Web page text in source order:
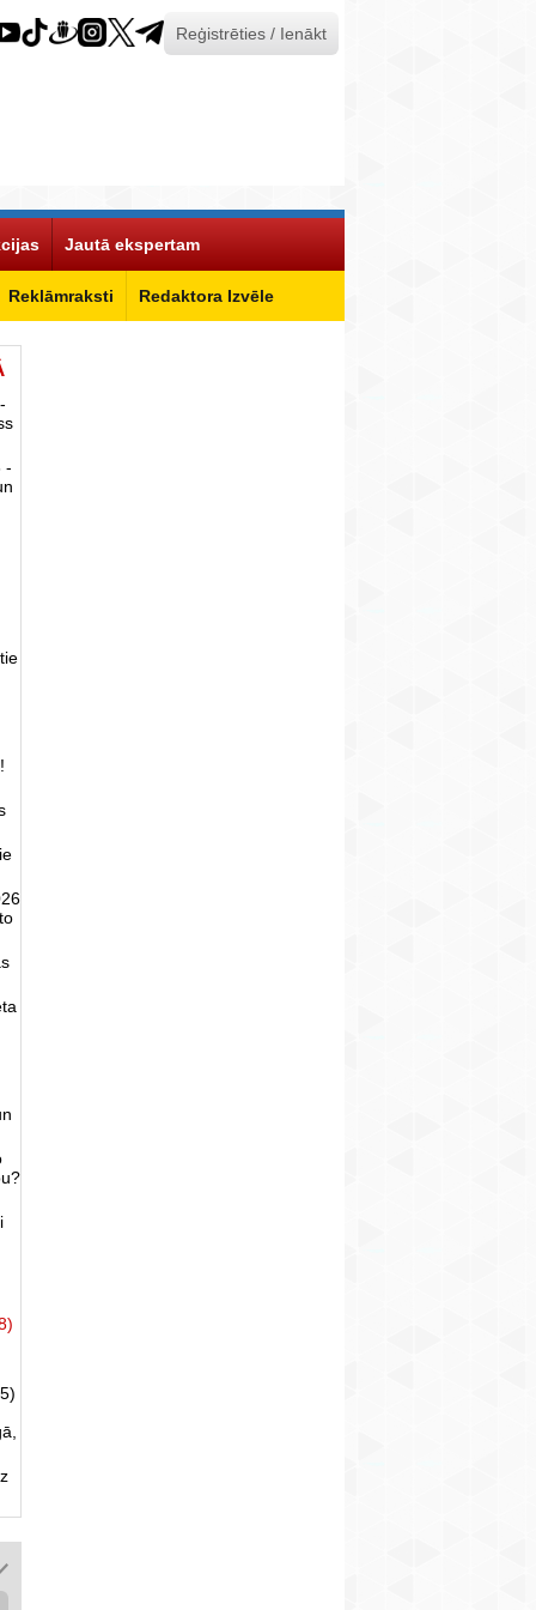
Reģistrēties / Ienākt
Reklāmraksti Redaktora Izvēle
Jautā ekspertam
-